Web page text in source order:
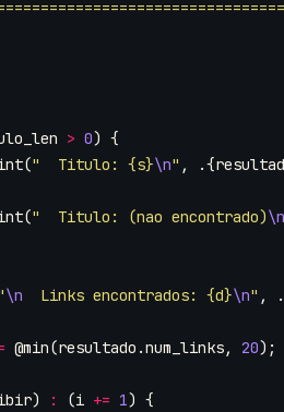
> 0) {
("  Titulo: {s}\n" , .{
("  Titulo: (nao encontrado)\n
\n
  Links encontrados: {d}
\n" ,
@min(resultado .num_links, 20);
) : (i += 1) {